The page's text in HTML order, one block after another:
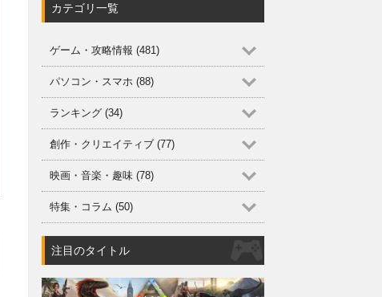
カテゴリ一覧
ゲーム・攻略情報 (481)
パソコン・スマホ (88)
ランキング (34)
創作・クリエイティブ (77)
映画・音楽・趣味 (78)
特集・コラム (50)
注目のタイトル